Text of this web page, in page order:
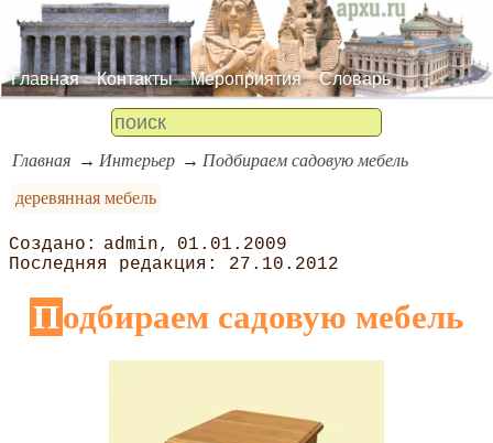
Главная Контакты Мероприятия Словарь
Главная Интерьер
Подбираем садовую мебель
деревянная мебель
admin
01.01.2009
27.10.2012
Подбираем садовую мебель